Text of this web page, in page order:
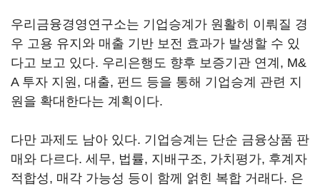
우리금융경영연구소는 기업승계가 원활히 이뤄질 경
우 고용 유지와 매출 기반 보전 효과가 발생할 수 있
다고 보고 있다. 우리은행도 향후 보증기관 연계, M&
A 투자 지원, 대출, 펀드 등을 통해 기업승계 관련 지
원을 확대한다는 계획이다.
다만 과제도 남아 있다. 기업승계는 단순 금융상품 판
매와 다르다. 세무, 법률, 지배구조, 가치평가, 후계자
적합성, 매각 가능성 등이 함께 얽힌 복합 거래다. 은